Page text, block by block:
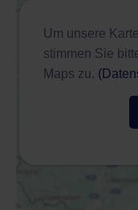
Um unsere
stimmen Sie
Maps zu.